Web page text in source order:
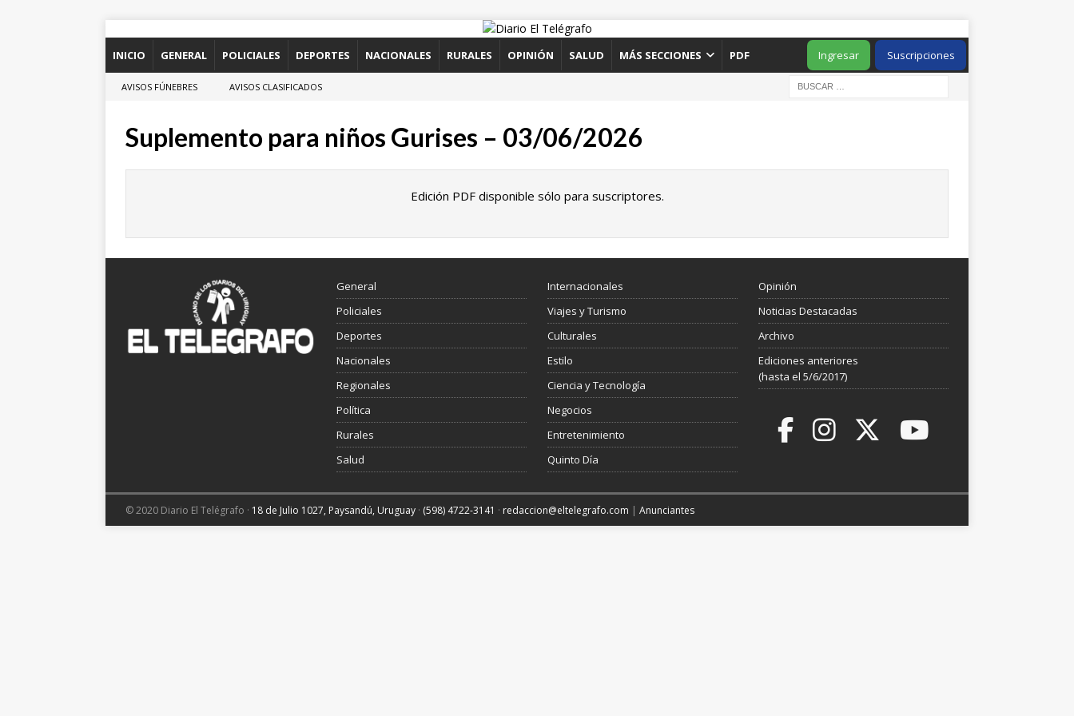
INICIO GENERAL POLICIALES DEPORTES NACIONALES RURALES OPINIÓN SALUD MÁS SECCIONES PDF Suscripciones
Ingresar
AVISOS FÚNEBRES AVISOS CLASIFICADOS
Suplemento para niños Gurises – 03/06/2026
Edición PDF disponible sólo para suscriptores.
General
Policiales
Deportes
Nacionales
Regionales
Política
Rurales
Salud
Internacionales
Viajes y Turismo
Culturales
Estilo
Ciencia y Tecnología
Negocios
Entretenimiento
Quinto Día
Opinión
Noticias Destacadas
Archivo
Ediciones anteriores
(hasta el 5/6/2017)
© 2020 Diario El Telégrafo · 18 de Julio 1027, Paysandú, Uruguay · (598) 4722-3141 · redaccion@eltelegrafo.com | Anunciantes